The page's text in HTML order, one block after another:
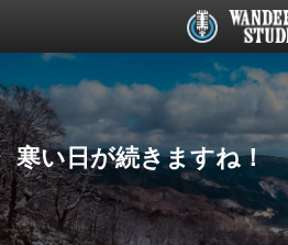
寒い日が続きますね！